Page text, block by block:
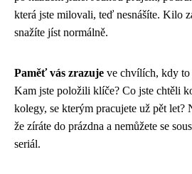
která jste milovali, teď nesnášíte. Kilo
snažíte jíst normálně.
Paměť vás zrazuje ve chvílích, kdy to
Kam jste položili klíče? Co jste chtěli
kolegy, se kterým pracujete už pět let?
že zíráte do prázdna a nemůžete se
seriál.